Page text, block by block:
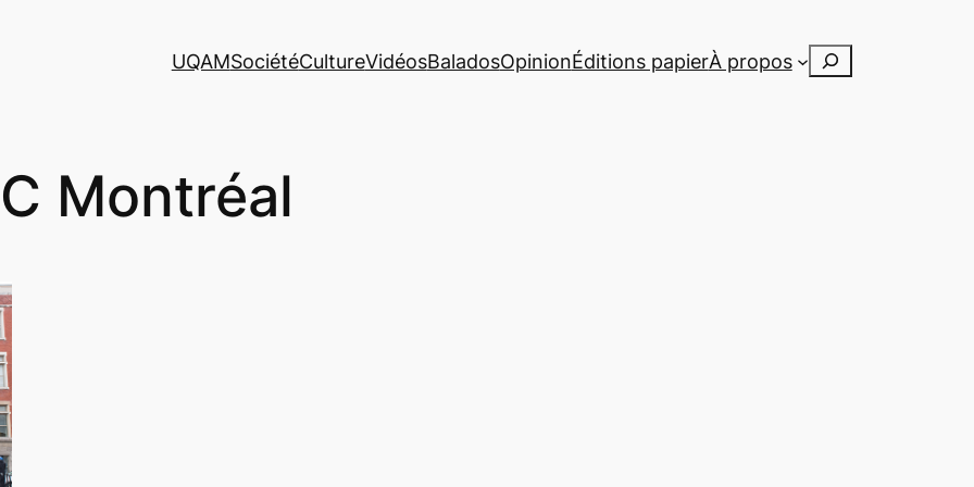
UQAMSociétéCultureVidéosBaladosOpinionÉditions papierÀ propos Rechercher
Montréal